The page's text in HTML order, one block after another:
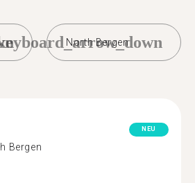
North Bergen
Bergen
NEU